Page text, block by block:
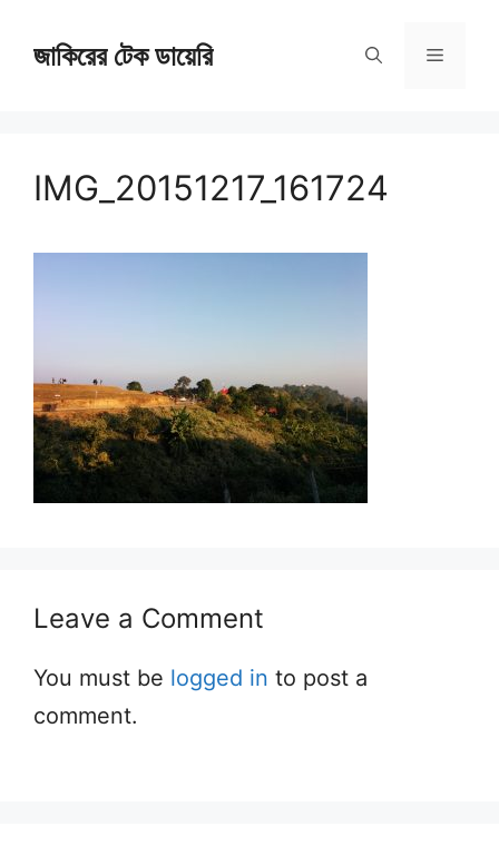
জাকিরের টেক ডায়েরি Menu
IMG_20151217_161724
Leave a Comment
You must be logged in to post a
comment.